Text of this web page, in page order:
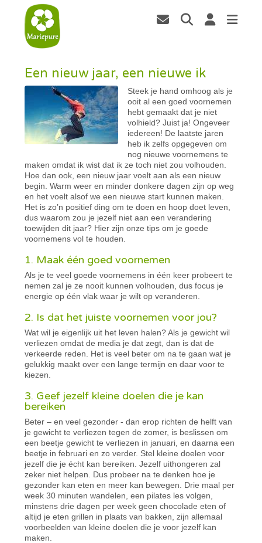
Een nieuw jaar, een nieuwe ik
Steek je hand omhoog als je
ooit al een goed voornemen
hebt gemaakt dat je niet
volhield? Juist ja! Ongeveer
iedereen! De laatste jaren
heb ik zelfs opgegeven om
nog nieuwe voornemens te
maken omdat ik wist dat ik ze toch niet zou volhouden.
Hoe dan ook, een nieuw jaar voelt aan als een nieuw
begin. Warm weer en minder donkere dagen zijn op weg
en het voelt alsof we een nieuwe start kunnen maken.
Het is zo’n positief ding om te doen en hoop doet leven,
dus waarom zou je jezelf niet aan een verandering
toewijden dit jaar? Hier zijn onze tips om je goede
voornemens vol te houden.
1. Maak één goed voornemen
Als je te veel goede voornemens in één keer probeert te
nemen zal je ze nooit kunnen volhouden, dus focus je
energie op één vlak waar je wilt op veranderen.
2. Is dat het juiste voornemen voor jou?
Wat wil je eigenlijk uit het leven halen? Als je gewicht wil
verliezen omdat de media je dat zegt, dan is dat de
verkeerde reden. Het is veel beter om na te gaan wat je
gelukkig maakt over een lange termijn en daar voor te
kiezen.
3. Geef jezelf kleine doelen die je kan
bereiken
Beter – en veel gezonder - dan erop richten de helft van
je gewicht te verliezen tegen de zomer, is beslissen om
een beetje gewicht te verliezen in januari, en daarna een
beetje in februari en zo verder. Stel kleine doelen voor
jezelf die je écht kan bereiken. Jezelf uithongeren zal
zeker niet helpen. Dus probeer na te denken hoe je
gezonder kan eten en meer kan bewegen. Drie maal per
week 30 minuten wandelen, een pilates les volgen,
minstens drie dagen per week geen chocolade eten of
altijd je eten grillen in plaats van bakken, zijn allemaal
voorbeelden van kleine doelen die je voor jezelf kan
maken.